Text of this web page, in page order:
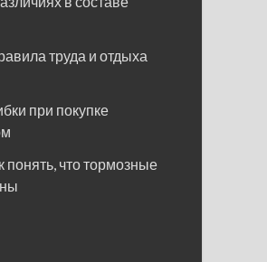
труда и отдыха
при покупке
понять, что тормозные